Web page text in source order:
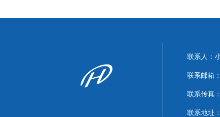
联系人：
联系邮箱
联系传真
联系地址